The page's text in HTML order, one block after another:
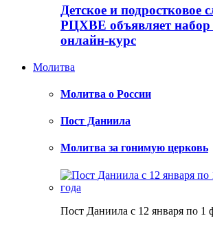
Детское и подростковое
РЦХВЕ объявляет набор
онлайн-курс
Молитва
Молитва о России
Пост Даниила
Молитва за гонимую церковь
Пост Даниила с 12 января по 1